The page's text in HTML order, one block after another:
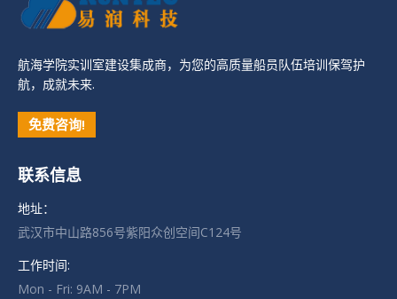
航海学院实训室建设集成商，为您的高质量船员队伍培训保驾护
航，成就未来.
免费咨询!
联系信息
地址：
武汉市中山路856号紫阳众创空间C124号
工作时间:
Mon - Fri: 9AM - 7PM